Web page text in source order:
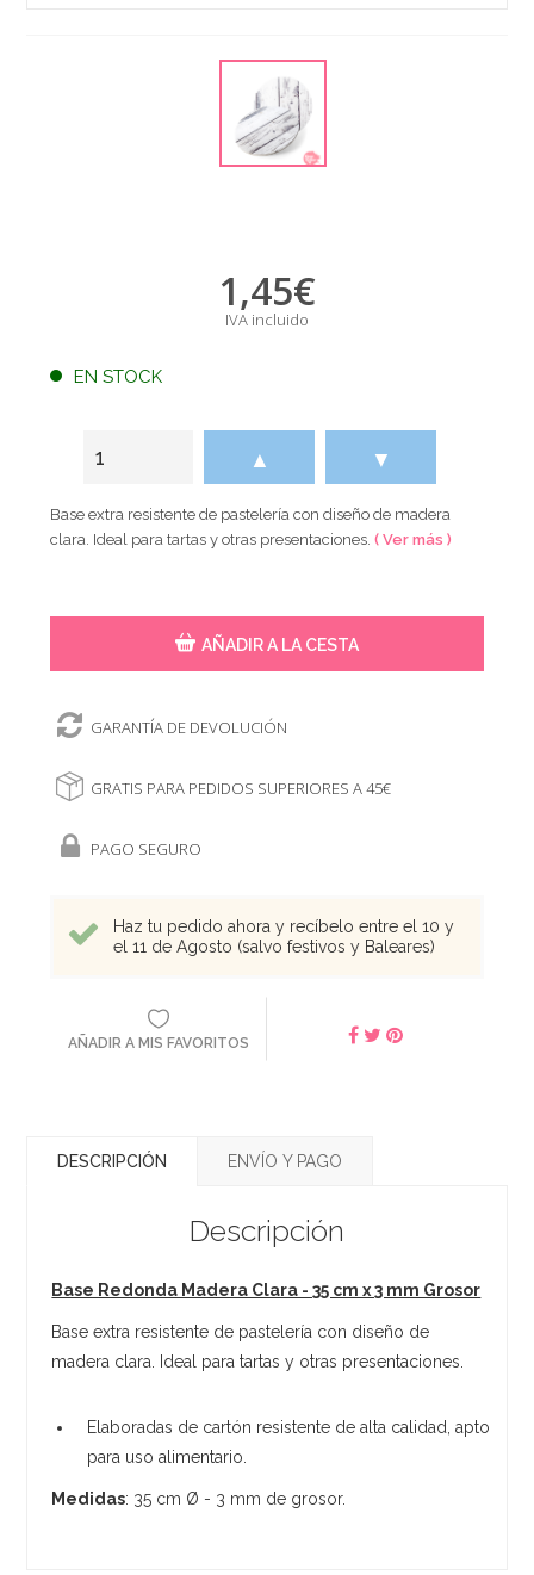
1,45€
IVA incluido
EN STOCK
▲ ▼
Base extra resistente de pastelería con diseño de madera
clara. Ideal para tartas y otras presentaciones.( Ver más )
AÑADIR A LA CESTA
GARANTÍA DE DEVOLUCIÓN
GRATIS PARA PEDIDOS SUPERIORES A 45€
PAGO SEGURO
Haz tu pedido ahora y recíbelo entre el 10 y
el 11 de Agosto (salvo festivos y Baleares)
AÑADIR A MIS FAVORITOS
DESCRIPCIÓN ENVÍO Y PAGO
Descripción
Base Redonda Madera Clara - 35 cm x 3 mm Grosor
Base extra resistente de pastelería con diseño de
madera clara. Ideal para tartas y otras presentaciones.
Elaboradas de cartón resistente de alta calidad, apto
para uso alimentario.
Medidas: 35 cm Ø - 3 mm de grosor.